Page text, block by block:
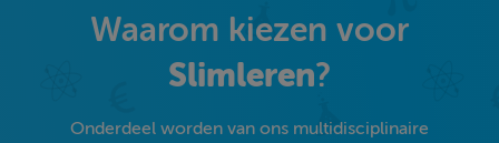
Waarom kiezen voor
Slimleren?
Onderdeel worden van ons multidisciplinaire